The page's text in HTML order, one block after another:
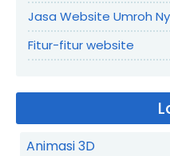
Jasa Website Umroh
Fitur-fitur website
Animasi 3D